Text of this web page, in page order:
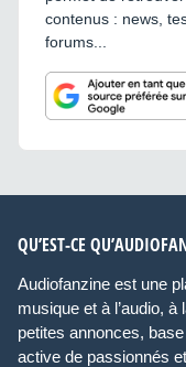
contenus : news,
forums...
QU’EST-CE
Audiofanzine est une
musique et à l’audio,
petites annonces,
active de passionnés